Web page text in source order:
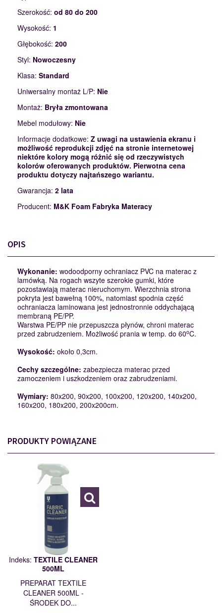
Szerokość: od 80 do 200
Wysokość: 1
Głębokość: 200
Styl: Nowoczesny
Klasa: Standard
Uniwersalny montaż L/P: Nie
Montaż: Bryła zmontowana
Mebel modułowy: Nie
Informacje dodatkowe: Z uwagi na ustawienia ekranu i
możliwość reprodukcji zdjęć na stronie internetowej
niektóre kolory mogą różnić się od rzeczywistych
kolorów oferowanych produktów. Pierwotna cena
produktu dotyczy najtańszego wariantu.
Gwarancja: 2 lata
Producent: M&K Foam Fabryka Materacy
OPIS
Wykonanie: wodoodporny ochraniacz PVC na materac z
lamówką. Na rogach wszyte szerokie gumki, które
pozostawiają materac nieruchomym. Wierzchnia strona
pokryta jest bawełną 100%, natomiast spodnia część
ochraniacza laminowana jest jednostronnie oddychającą
membraną PE/PP.
Warstwa PE/PP nie przepuszcza płynów, chroni materac
przed zabrudzeniem. Możliwość prania w temp. do 60oC.
Wysokość: około 0,3cm.
Cechy szczególne: zabezpiecza materac przed
zamoczeniem i uszkodzeniem oraz zabrudzeniami.
Wymiary: 80x200, 90x200, 100x200, 120x200, 140x200,
160x200, 180x200, 200x200cm.
PRODUKTY POWIĄZANE
TEXTILE
CLEANER 500ML
114206
Indeks: TEXTILE CLEANER
500ML
PREPARAT TEXTILE
CLEANER 500ML -
ŚRODEK DO...